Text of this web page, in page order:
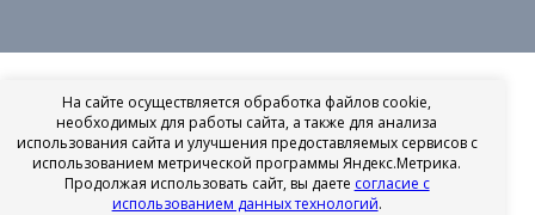
На сайте осуществляется обработка файлов cookie,
необходимых для работы сайта, а также для анализа
использования сайта и улучшения предоставляемых сервисов с
использованием метрической программы Яндекс.Метрика.
Продолжая использовать сайт, вы даете согласие с
использованием данных технологий.